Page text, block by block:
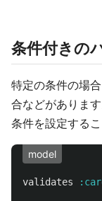
条件付きの
特定の条件の場
合などがありま
条件を設定するこ
model
validates